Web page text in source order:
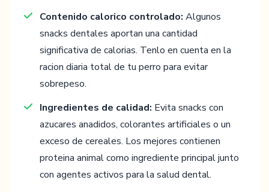
Contenido calorico controlado: Algunos
snacks dentales aportan una cantidad
significativa de calorias. Tenlo en cuenta en la
racion diaria total de tu perro para evitar
sobrepeso.
Ingredientes de calidad: Evita snacks con
azucares anadidos, colorantes artificiales o un
exceso de cereales. Los mejores contienen
proteina animal como ingrediente principal junto
con agentes activos para la salud dental.